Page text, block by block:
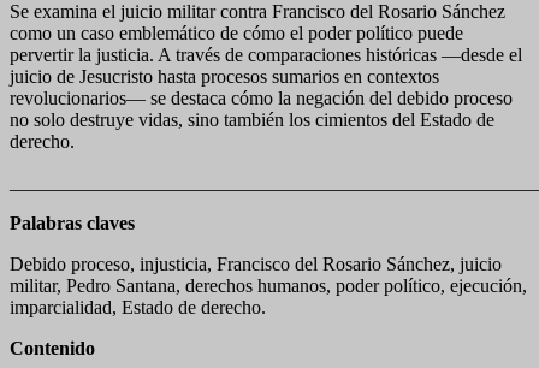
Se examina el juicio militar contra Francisco del Rosario Sánchez
como un caso emblemático de cómo el poder político puede
pervertir la justicia. A través de comparaciones históricas —desde el
juicio de Jesucristo hasta procesos sumarios en contextos
revolucionarios— se destaca cómo la negación del debido proceso
no solo destruye vidas, sino también los cimientos del Estado de
derecho.
Palabras claves
Debido proceso, injusticia, Francisco del Rosario Sánchez, juicio
militar, Pedro Santana, derechos humanos, poder político, ejecución,
imparcialidad, Estado de derecho.
Contenido